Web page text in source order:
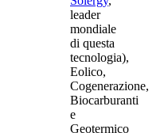
leader
mondiale
di questa
tecnologia),
Eolico,
Cogenerazione,
Biocarburanti
e
Geotermico